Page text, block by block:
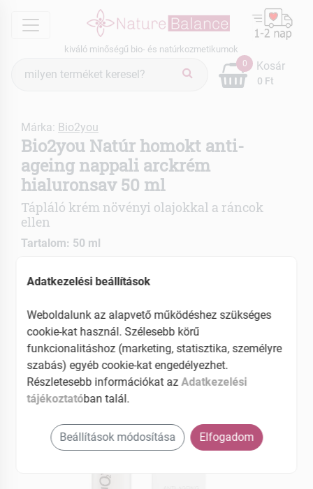
menu
kiváló minőségű bio- és natúrkozmetikumok
keresés
0
0 Ft
Kosár
Márka: Bio2you
Bio2you Natúr homokt anti-
ageing nappali arckrém
hialuronsav 50 ml
Tápláló krém növényi olajokkal a ráncok
ellen
Tartalom: 50 ml
Panthenollal, avokádó, csipkebogyó kivonattal
EAN: 4751013960107
Adatkezelési beállítások
Weboldalunk az alapvető működéshez szükséges
cookie-kat használ. Szélesebb körű
funkcionalitáshoz (marketing, statisztika, személyre
szabás) egyéb cookie-kat engedélyezhet.
Részletesebb információkat azAdatkezelési
tájékoztatóban talál.
Beállítások módosítása Elfogadom